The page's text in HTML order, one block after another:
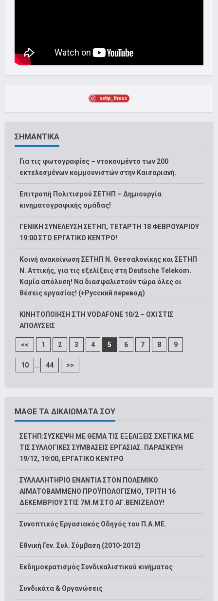
setip_thess
ΣΗΜΑΝΤΙΚΑ
Για τις φωτογραφίες – ντοκουμέντο των 200
εκτελεσμένων κομμουνιστών στην Καισαριανή.
Επιτροπή Πολιτισμού ΣΕΤΗΠ – Δημιουργία
κινηματογραφικής ομάδας!
ΓΕΝΙΚΗ ΣΥΝΕΛΕΥΣΗ ΣΕΤΗΠ, ΤΕΤΑΡΤΗ 18 ΦΕΒΡΟΥΑΡΙΟΥ
19:00 ΣΤΟ ΕΡΓΑΤΙΚΟ ΚΕΝΤΡΟ!
Κοινή ανακοίνωση ΣΕΤΗΠ Ν. Θεσσαλονίκης και ΣΕΤΗΠ
N. Αττικής, για τις εξελίξεις στη Deutsche Telekom.
Καμία απόλυση! Να διασφαλιστούν τώρα όλες οι
θέσεις εργασίας! (+Русский перевод)
ΚΙΝΗΤΟΠΟΙΗΣΗ ΣΤΗ VODAFONE 10/2 – ΟΧΙ ΣΤΙΣ
ΑΠΟΛΥΣΕΙΣ
<< 1 2 3 4 5 6 7 8 9
10 ... 44 >>
ΜΑΘΕ ΤΑ ΔΙΚΑΙΩΜΑΤΑ ΣΟΥ
ΣΕΤΗΠ:ΣΥΣΚΕΨΗ ΜΕ ΘΕΜΑ ΤΙΣ ΕΞΕΛΙΞΕΙΣ ΣΧΕΤΙΚΑ ΜΕ
ΤΙΣ ΣΥΛΛΟΓΙΚΕΣ ΣΥΜΒΑΣΕΙΣ ΕΡΓΑΣΙΑΣ. ΠΑΡΑΣΚΕΥΗ
19/12, 19:00, ΕΡΓΑΤΙΚΟ ΚΕΝΤΡΟ
ΣΥΛΛΑΛΗΤΗΡΙΟ ΕΝΑΝΤΙΑ ΣΤΟΝ ΠΟΛΕΜΙΚΟ
ΑΙΜΑΤΟΒΑΜΜΕΝΟ ΠΡΟΫΠΟΛΟΓΙΣΜΟ, ΤΡΙΤΗ 16
ΔΕΚΕΜΒΡΙΟΥ ΣΤΙΣ 7Μ.Μ ΣΤΟ ΑΓ.ΒΕΝΙΖΕΛΟΥ!
Συνοπτικός Εργασιακός Οδηγός του Π.Α.ΜΕ.
Εθνική Γεν. Συλ. Σύμβαση (2010-2012)
Εκδημοκρατισμός Συνδικαλιστικού κινήματος
Συνδικάτα & Οργανώσεις